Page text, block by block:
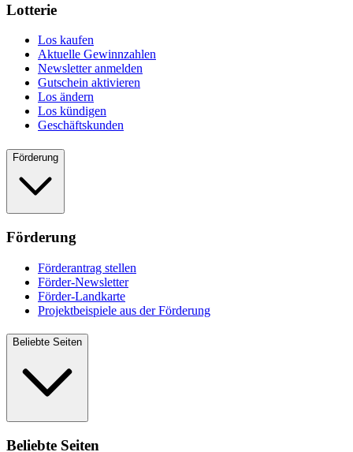
Lotterie
Los kaufen
Aktuelle Gewinnzahlen
Newsletter anmelden
Gutschein aktivieren
Los ändern
Los kündigen
Geschäftskunden
Förderung
Förderung
Förderantrag stellen
Förder-Newsletter
Förder-Landkarte
Projektbeispiele aus der Förderung
Beliebte Seiten
Beliebte Seiten